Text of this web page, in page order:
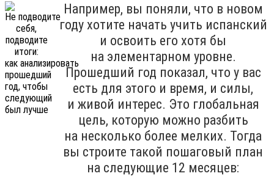
Например, вы поняли, что в новом
году хотите начать учить испанский
и освоить его хотя бы
на элементарном уровне.
Прошедший год показал, что у вас
есть для этого и время, и силы,
и живой интерес. Это глобальная
цель, которую можно разбить
на несколько более мелких. Тогда
вы строите такой пошаговый план
на следующие 12 месяцев: